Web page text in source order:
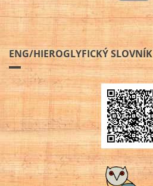
ENG/HIEROGLYFICKÝ SLOVNÍK